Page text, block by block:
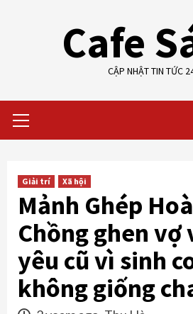
Cafe
CẬP NHẬT TIN TỨC
Menu
Giải trí Xã hội
Mảnh Ghép
Chồng ghen vợ
yêu cũ vì sinh
không giống